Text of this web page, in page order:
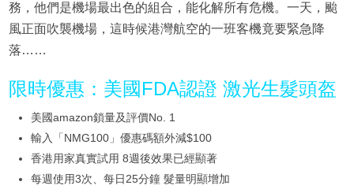
務，他們是機場最出色的組合，能化解所有危機。一天，颱
風正面吹襲機場，這時候港灣航空的一班客機竟要緊急降
落……
限時優惠：美國FDA認證 激光生髮頭盔
美國amazon鎖量及評價No. 1
輸入「NMG100」優惠碼額外減$100
香港用家真實試用 8週後效果已經顯著
每週使用3次、每日25分鐘 髮量明顯增加